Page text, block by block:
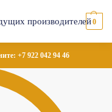
0
+7 922 042 94 46